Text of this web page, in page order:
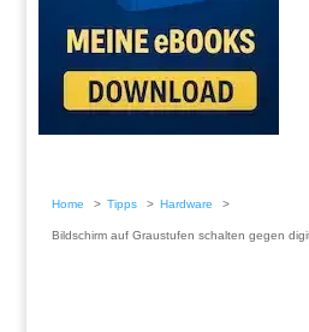
Home Tipps Hardware
Bildschirm auf Graustufen schalten gegen